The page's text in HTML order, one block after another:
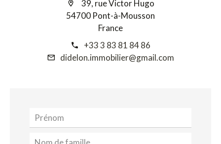
39, rue Victor Hugo
54700 Pont-à-Mousson
France
+33 3 83 81 84 86
didelon.immobilier@gmail.com